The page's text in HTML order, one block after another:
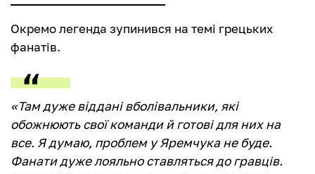
Окремо легенда зупинився на темі грецьких
фанатів.
«Там дуже віддані вболівальники, які
обожнюють свої команди й готові для них на
все. Я думаю, проблем у Яремчука не буде.
Фанати дуже лояльно ставляться до гравців.